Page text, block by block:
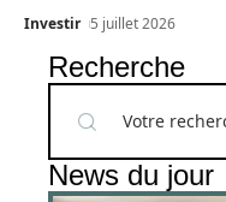
Investir 5 juillet 2026
Recherche
News du jour